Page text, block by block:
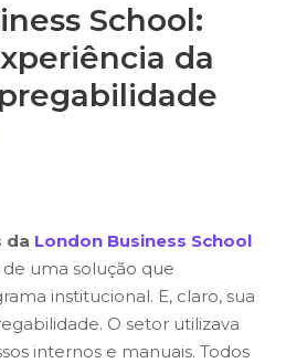
School:
da
da London Business School
uma solução que
institucional. E, claro, sua
O setor utilizava
internos e manuais. Todos